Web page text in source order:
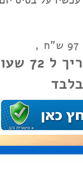
שעות